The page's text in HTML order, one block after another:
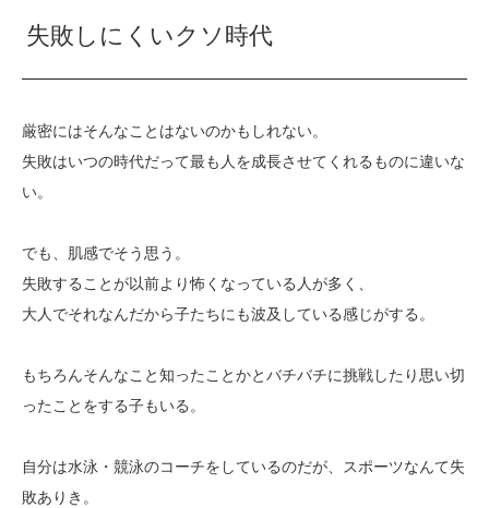
失敗しにくいクソ時代
厳密にはそんなことはないのかもしれない。
失敗はいつの時代だって最も人を成長させてくれるものに違いな
い。
でも、肌感でそう思う。
失敗することが以前より怖くなっている人が多く、
大人でそれなんだから子たちにも波及している感じがする。
もちろんそんなこと知ったことかとバチバチに挑戦したり思い切
ったことをする子もいる。
自分は水泳・競泳のコーチをしているのだが、スポーツなんて失
敗ありき。